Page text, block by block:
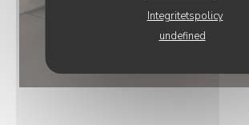
Integritetspolicy
undefined